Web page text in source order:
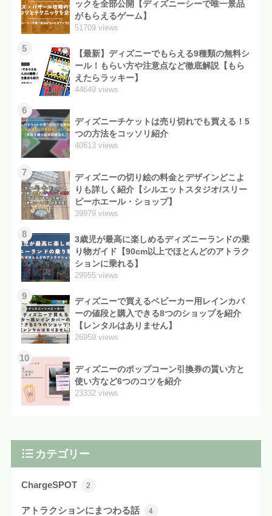
ックを全部公開【ディズニーシーで唯一景品
がもらえるゲーム】
51709 views
5
【最新】ディズニーでもらえる9種類の無料シ
ール！もらい方や注意点など徹底解説【もら
えたらラッキー】
44649 views
6
ディズニーチケットは売り切れでも買える！5
つの方法をコッソリ紹介
40613 views
7
ディズニーの切り絵の料金とデザインどこよ
りも詳しく紹介【シルエットスタジオ/スリー
ピーホエール・ショップ】
39979 views
8
3歳児が最高に楽しめるディズニーランドの乗
り物ガイド【90cm以上でほとんどのアトラク
ションに乗れる】
29955 views
9
ディズニーで買えるベビーカー用レインカバ
ーの値段と購入できる8つのショップを紹介
【レンタルはありません】
26959 views
10
ディズニーのポップコーン引換券の貰い方と
使い方など6つのコツを紹介
23332 views
カテゴリー
ChargeSPOT 2
アトラクションにまつわる話 4